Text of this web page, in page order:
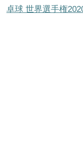
卓球 世界選手権